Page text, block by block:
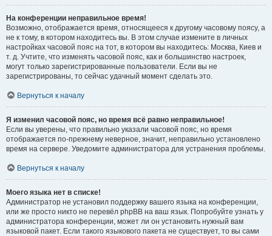
На конференции неправильное время!
Возможно, отображается время, относящееся к другому часовому поясу, а
не к тому, в котором находитесь вы. В этом случае измените в личных
настройках часовой пояс на тот, в котором вы находитесь: Москва, Киев и
т. д. Учтите, что изменять часовой пояс, как и большинство настроек,
могут только зарегистрированные пользователи. Если вы не
зарегистрированы, то сейчас удачный момент сделать это.
Вернуться к началу
Я изменил часовой пояс, но время всё равно неправильное!
Если вы уверены, что правильно указали часовой пояс, но время
отображается по-прежнему неверное, значит, неправильно установлено
время на сервере. Уведомите администратора для устранения проблемы.
Вернуться к началу
Моего языка нет в списке!
Администратор не установил поддержку вашего языка на конференции,
или же просто никто не перевёл phpBB на ваш язык. Попробуйте узнать у
администратора конференции, может ли он установить нужный вам
языковой пакет. Если такого языкового пакета не существует, то вы сами